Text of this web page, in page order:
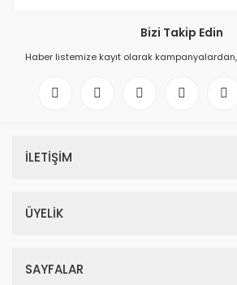
Bizi Takip Edin
Haber listemize kayıt olarak
İLETİŞİM
ÜYELİK
SAYFALAR